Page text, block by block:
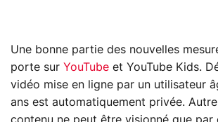
Une bonne partie des nouvelles
porte sur YouTube et YouTube Kids.
vidéo mise en ligne par un utilisateur
ans est automatiquement privée.